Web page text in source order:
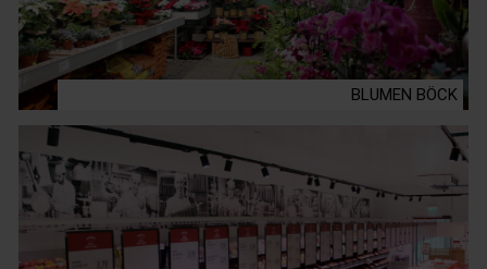
BLUMEN BÖCK